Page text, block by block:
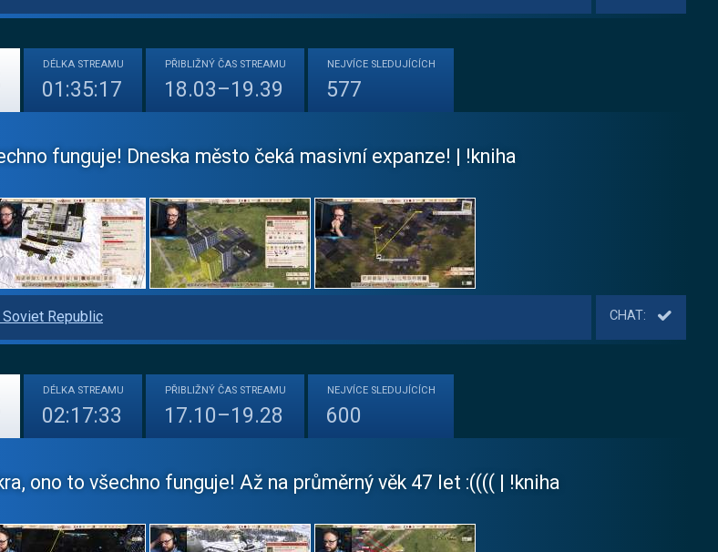
DÉLKA STREAMU
01:35:17
PŘIBLIŽNÝ ČAS STREAMU
18.03–19.39
NEJVÍCE SLEDUJÍCÍCH
577
funguje! Dneska město čeká masivní expanze! | !kniha
Republic CHAT:
DÉLKA STREAMU
02:17:33
PŘIBLIŽNÝ ČAS STREAMU
17.10–19.28
NEJVÍCE SLEDUJÍCÍCH
600
ono to všechno funguje! Až na průměrný věk 47 let :(((( | !kniha